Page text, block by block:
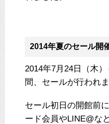
2014年夏のセール開
2014年7月24日（木
間、セールが行われま
セール初日の開館前
ード会員やLINE@な